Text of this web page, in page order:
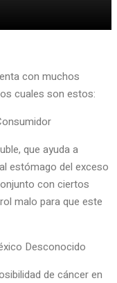
con muchos
cuales son estos:
que ayuda a
estómago del exceso
con ciertos
malo para que este
de cáncer en